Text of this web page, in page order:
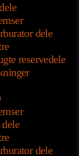
dele
reservedele
dele